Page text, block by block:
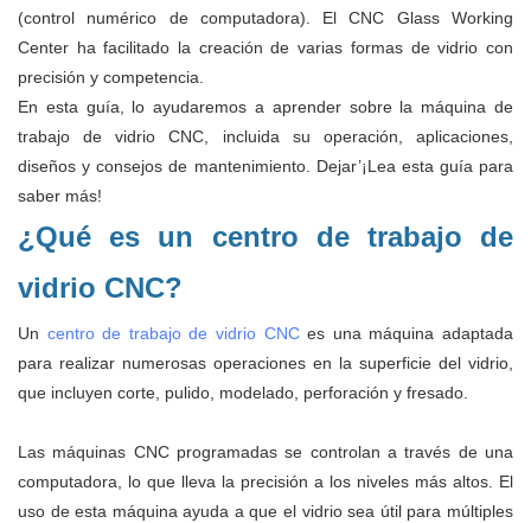
(control numérico de computadora). El CNC Glass Working
Center ha facilitado la creación de varias formas de vidrio con
precisión y competencia.
En esta guía, lo ayudaremos a aprender sobre la máquina de
trabajo de vidrio CNC, incluida su operación, aplicaciones,
diseños y consejos de mantenimiento. Dejar’¡Lea esta guía para
saber más!
¿Qué es un centro de trabajo de
vidrio CNC?
Un centro de trabajo de vidrio CNCes una máquina adaptada
para realizar numerosas operaciones en la superficie del vidrio,
que incluyen corte, pulido, modelado, perforación y fresado.
Las máquinas CNC programadas se controlan a través de una
computadora, lo que lleva la precisión a los niveles más altos. El
uso de esta máquina ayuda a que el vidrio sea útil para múltiples